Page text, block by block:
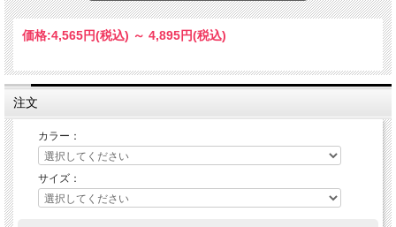
価格:4,565円(税込) ～ 4,895円(税込)
注文
カラー：
サイズ：